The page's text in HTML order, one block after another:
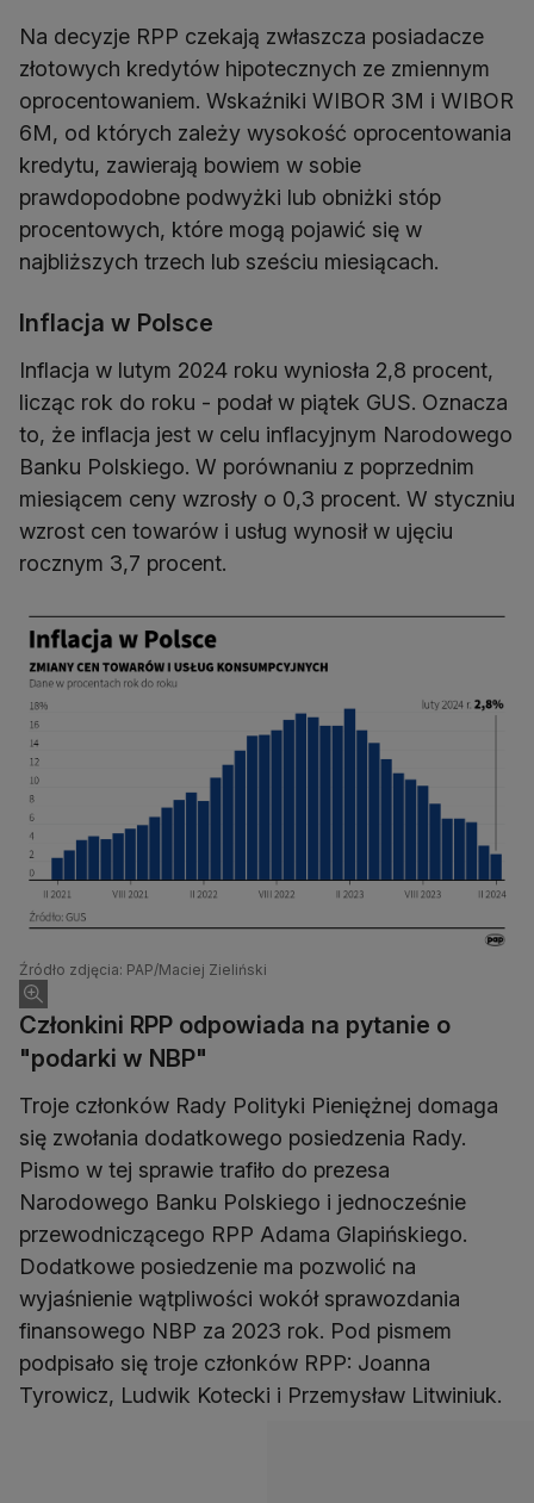
Na decyzje RPP czekają zwłaszcza posiadacze
złotowych kredytów hipotecznych ze zmiennym
oprocentowaniem. Wskaźniki WIBOR 3M i WIBOR
6M, od których zależy wysokość oprocentowania
kredytu, zawierają bowiem w sobie
prawdopodobne podwyżki lub obniżki stóp
procentowych, które mogą pojawić się w
najbliższych trzech lub sześciu miesiącach.
Inflacja w Polsce
Inflacja w lutym 2024 roku wyniosła 2,8 procent,
licząc rok do roku - podał w piątek GUS. Oznacza
to, że inflacja jest w celu inflacyjnym Narodowego
Banku Polskiego. W porównaniu z poprzednim
miesiącem ceny wzrosły o 0,3 procent. W styczniu
wzrost cen towarów i usług wynosił w ujęciu
rocznym 3,7 procent.
Źródło zdjęcia: PAP/Maciej Zieliński
Członkini RPP odpowiada na pytanie o
"podarki w NBP"
Troje członków Rady Polityki Pieniężnej domaga
się zwołania dodatkowego posiedzenia Rady.
Pismo w tej sprawie trafiło do prezesa
Narodowego Banku Polskiego i jednocześnie
przewodniczącego RPP Adama Glapińskiego.
Dodatkowe posiedzenie ma pozwolić na
wyjaśnienie wątpliwości wokół sprawozdania
finansowego NBP za 2023 rok. Pod pismem
podpisało się troje członków RPP: Joanna
Tyrowicz, Ludwik Kotecki i Przemysław Litwiniuk.